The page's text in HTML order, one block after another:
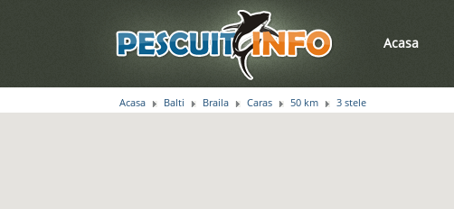
Acasa
Acasa Balti Braila Caras 50 km 3 stele